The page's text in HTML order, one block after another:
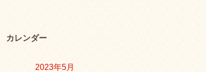
カレンダー
2023年5月